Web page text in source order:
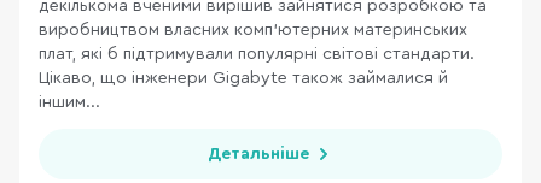
декількома вченими вирішив зайнятися розробкою та
виробництвом власних комп’ютерних материнських
плат, які б підтримували популярні світові стандарти.
Цікаво, що інженери Gigabyte також займалися й
іншим...
Детальніше